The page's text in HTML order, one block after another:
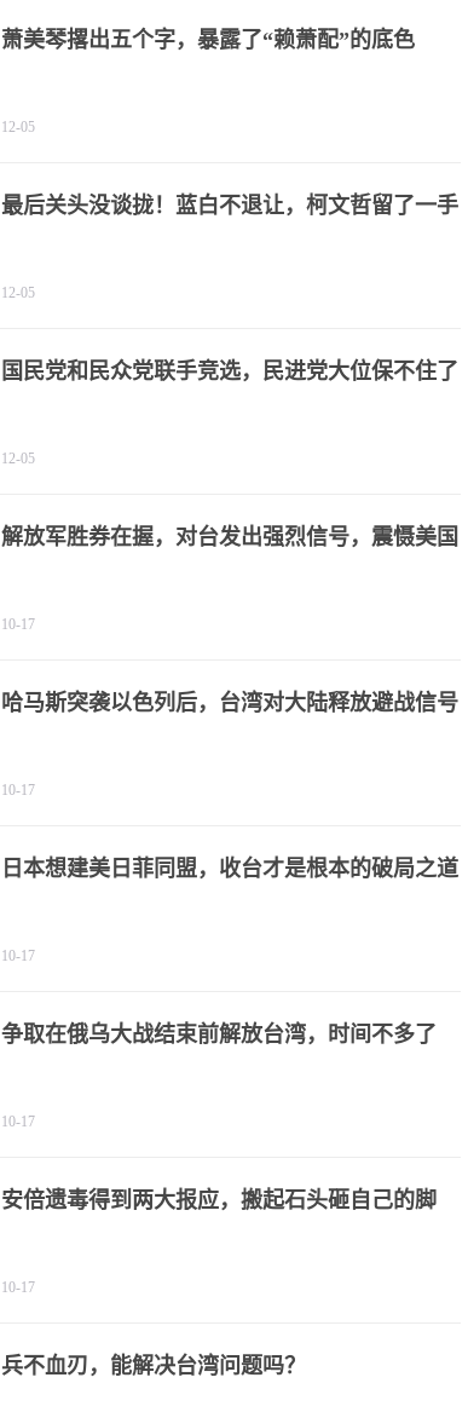
萧美琴撂出五个字，暴露了“赖萧配”的底色
12-05
最后关头没谈拢！蓝白不退让，柯文哲留了一手
12-05
国民党和民众党联手竞选，民进党大位保不住了
12-05
解放军胜券在握，对台发出强烈信号，震慑美国
10-17
哈马斯突袭以色列后，台湾对大陆释放避战信号
10-17
日本想建美日菲同盟，收台才是根本的破局之道
10-17
争取在俄乌大战结束前解放台湾，时间不多了
10-17
安倍遗毒得到两大报应，搬起石头砸自己的脚
10-17
兵不血刃，能解决台湾问题吗？